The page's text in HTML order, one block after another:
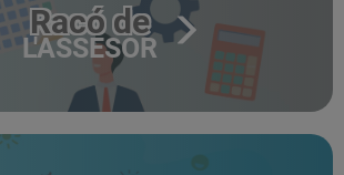
Racó de
L'ASSESOR